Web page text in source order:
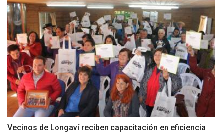
Vecinos de Longaví reciben capacitación en eficiencia